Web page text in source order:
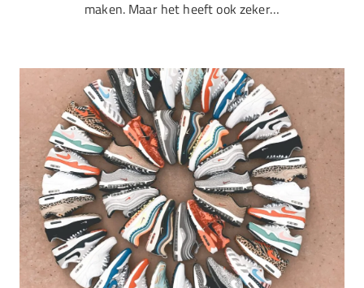
maken. Maar het heeft ook zeker…